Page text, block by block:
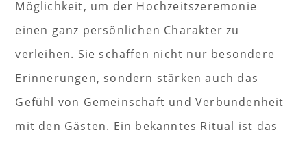
Möglichkeit, um der Hochzeitszeremonie
einen ganz persönlichen Charakter zu
verleihen. Sie schaffen nicht nur besondere
Erinnerungen, sondern stärken auch das
Gefühl von Gemeinschaft und Verbundenheit
mit den Gästen. Ein bekanntes Ritual ist das